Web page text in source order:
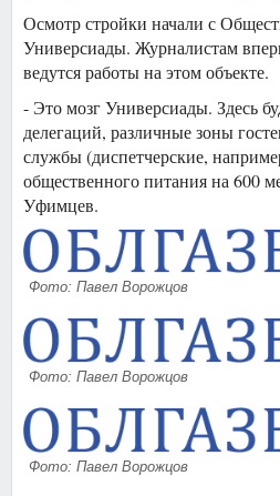
Осмотр стройки начали с
Универсиады. Журналистам
ведутся работы на этом объекте.
- Это мозг Универсиады. Здесь
делегаций, различные зоны
службы (диспетчерские,
общественного питания на 600
Уфимцев.
Фото: Павел Ворожцов
Фото: Павел Ворожцов
Фото: Павел Ворожцов